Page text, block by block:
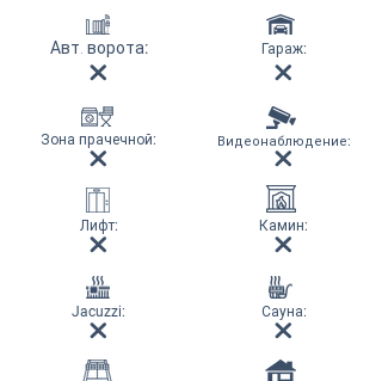
Авт. ворота:
Зона прачечной:
Лифт:
Jacuzzi:
Гараж:
Видеонаблюдение:
Камин:
Сауна: